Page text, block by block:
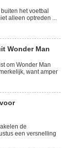
het voetbal
alleen optreden ...
Wonder Man
om Wonder Man
want amper
de
een versnelling